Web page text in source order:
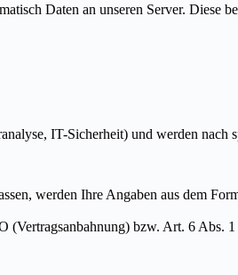
Daten an unseren Server. Diese
IT-Sicherheit) und werden
werden Ihre Angaben aus dem
bzw. Art. 6 Abs.